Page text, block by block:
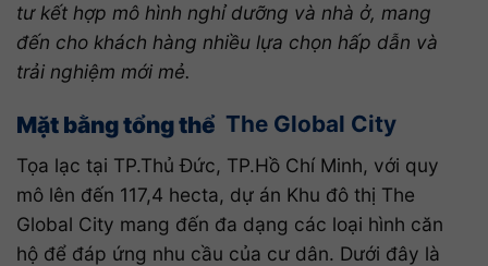
tư kết hợp mô hình nghỉ dưỡng và nhà ở, mang
đến cho khách hàng nhiều lựa chọn hấp dẫn và
trải nghiệm mới mẻ.
Mặt bằng tổng thể The Global City
Tọa lạc tại TP.Thủ Đức, TP.Hồ Chí Minh, với quy
mô lên đến 117,4 hecta, dự án Khu đô thị The
Global City mang đến đa dạng các loại hình căn
hộ để đáp ứng nhu cầu của cư dân. Dưới đây là